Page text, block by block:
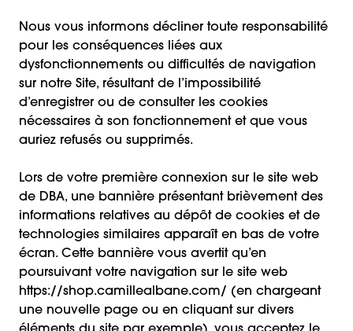
Nous vous informons décliner toute responsabilité
pour les conséquences liées aux
dysfonctionnements ou difficultés de navigation
sur notre Site, résultant de l’impossibilité
d’enregistrer ou de consulter les cookies
nécessaires à son fonctionnement et que vous
auriez refusés ou supprimés.
Lors de votre première connexion sur le site web
de DBA, une bannière présentant brièvement des
informations relatives au dépôt de cookies et de
technologies similaires apparaît en bas de votre
écran. Cette bannière vous avertit qu’en
poursuivant votre navigation sur le site web
https://shop.camillealbane.com/ (en chargeant
une nouvelle page ou en cliquant sur divers